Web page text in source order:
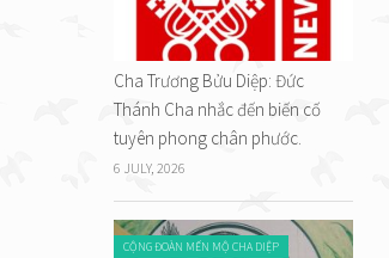
Cha Trương Bửu Diệp: Đức
Thánh Cha nhắc đến biến cố
tuyên phong chân phước.
6 JULY, 2026
CỘNG ĐOÀN MẾN MỘ CHA DIỆP